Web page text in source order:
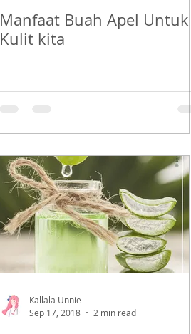
Manfaat Buah Apel Untuk
Kulit kita
Kallala Unnie
Sep 17, 2018
2 min read